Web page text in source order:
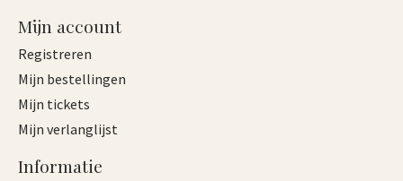
Mijn account
Registreren
Mijn bestellingen
Mijn tickets
Mijn verlanglijst
Informatie